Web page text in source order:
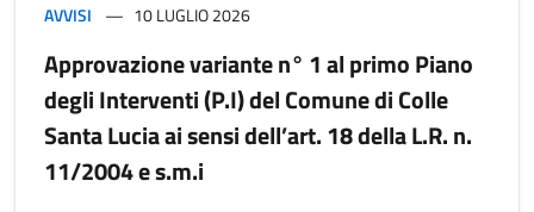
AVVISI 10 LUGLIO 2026
Approvazione variante n° 1 al primo Piano
degli Interventi (P.I) del Comune di Colle
Santa Lucia ai sensi dell’art. 18 della L.R. n.
11/2004 e s.m.i